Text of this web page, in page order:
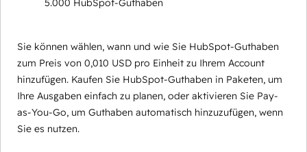
5.000 HubSpot-Guthaben
Sie können wählen, wann und wie Sie HubSpot-Guthaben
zum Preis von 0,010 USD pro Einheit zu Ihrem Account
hinzufügen. Kaufen Sie HubSpot-Guthaben in Paketen, um
Ihre Ausgaben einfach zu planen, oder aktivieren Sie Pay-
as-You-Go, um Guthaben automatisch hinzuzufügen, wenn
Sie es nutzen.